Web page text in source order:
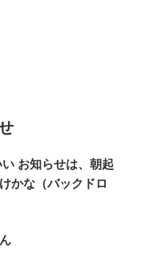
お知らせは、朝起
かな（バックドロ